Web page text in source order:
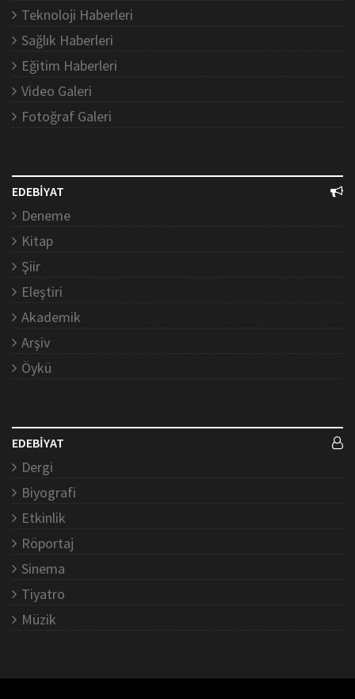
Teknoloji Haberleri
Sağlık Haberleri
Eğitim Haberleri
Video Galeri
Fotoğraf Galeri
EDEBİYAT
Deneme
Kitap
Şiir
Eleştiri
Akademik
Arşiv
Öykü
EDEBİYAT
Dergi
Biyografi
Etkinlik
Röportaj
Sinema
Tiyatro
Müzik